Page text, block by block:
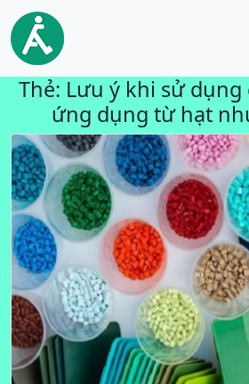
Thẻ: Lưu ý khi sử dụng
ứng dụng từ hạt